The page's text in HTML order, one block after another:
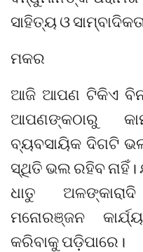
ସାହିତ୍ୟ ଓ
ମକର
ଆଜି ଆପଣ ଟିକିଏ
ଆପଣଙ୍କଠାରୁ
ବ୍ୟବସାୟିକ ଦିଗଟି
ସ୍ଥିତି ଭଲ ରହିବ ନାହିଁ।
ଧାତୁ
ମନୋରଞ୍ଜନ
କରିବାକୁ ପଡ଼ିପାରେ।